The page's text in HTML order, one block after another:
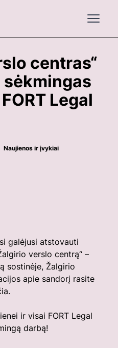
Open
centras“
sėkmingas
Legal
Naujienos ir įvykiai
galėjusi atstovauti
verslo centrą“ –
sostinėje, Žalgirio
apie sandorį rasite
.
ir visai FORT Legal
darbą!